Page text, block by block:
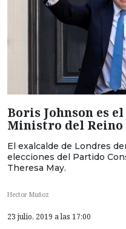
Boris Johnson es
Ministro del Reino
El exalcalde de Londres
elecciones del Partido
Theresa May.
Hector Muñoz
23 julio, 2019 a las 17:00